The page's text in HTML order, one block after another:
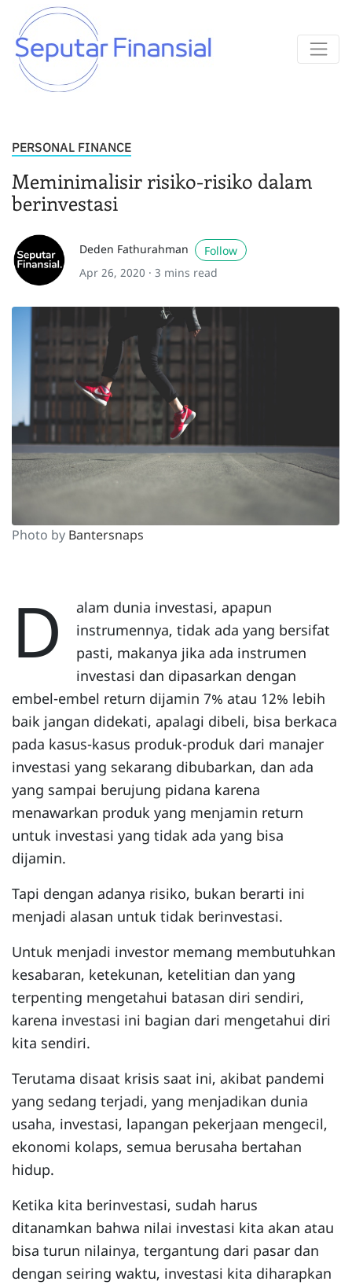
PERSONAL FINANCE
Meminimalisir risiko-risiko dalam
berinvestasi
Deden Fathurahman
Follow
Apr 26, 2020 · 3 mins read
Photo by Bantersnaps
D
alam dunia investasi, apapun
instrumennya, tidak ada yang bersifat
pasti, makanya jika ada instrumen
investasi dan dipasarkan dengan
embel-embel return dijamin 7% atau 12% lebih
baik jangan didekati, apalagi dibeli, bisa berkaca
pada kasus-kasus produk-produk dari manajer
investasi yang sekarang dibubarkan, dan ada
yang sampai berujung pidana karena
menawarkan produk yang menjamin return
untuk investasi yang tidak ada yang bisa
dijamin.
Tapi dengan adanya risiko, bukan berarti ini
menjadi alasan untuk tidak berinvestasi.
Untuk menjadi investor memang membutuhkan
kesabaran, ketekunan, ketelitian dan yang
terpenting mengetahui batasan diri sendiri,
karena investasi ini bagian dari mengetahui diri
kita sendiri.
Terutama disaat krisis saat ini, akibat pandemi
yang sedang terjadi, yang menjadikan dunia
usaha, investasi, lapangan pekerjaan mengecil,
ekonomi kolaps, semua berusaha bertahan
hidup.
Ketika kita berinvestasi, sudah harus
ditanamkan bahwa nilai investasi kita akan atau
bisa turun nilainya, tergantung dari pasar dan
dengan seiring waktu, investasi kita diharapkan